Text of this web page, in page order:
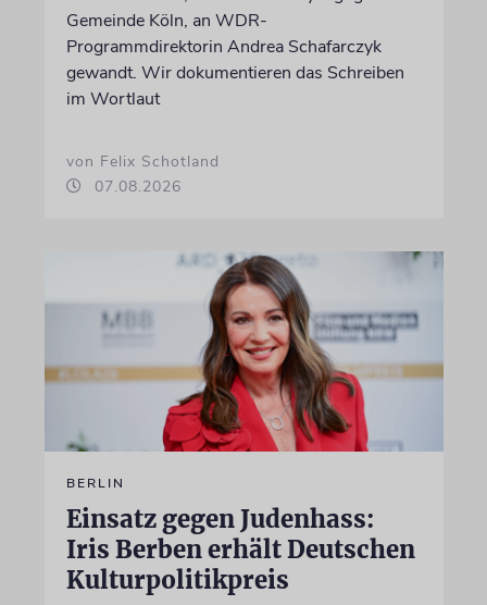
Gemeinde Köln, an WDR-
Programmdirektorin Andrea Schafarczyk
gewandt. Wir dokumentieren das Schreiben
im Wortlaut
von Felix Schotland
07.08.2026
BERLIN
Einsatz gegen Judenhass:
Iris Berben erhält Deutschen
Kulturpolitikpreis